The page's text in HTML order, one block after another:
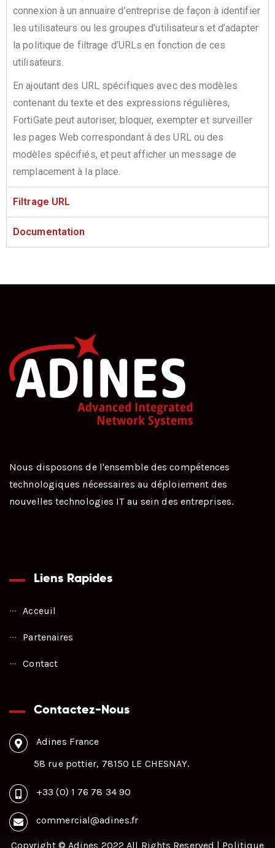
connexion à un annuaire d’entreprise de façon à identifier
les utilisateurs ou les groupes d’utilisateurs et d’adapter
la politique de filtrage d’URLs en fonction de ces
utilisateurs.
En ajoutant des URL spécifiques avec des modèles
contenant du texte et des expressions régulières,
FortiGate peut autoriser, bloquer, exempter et surveiller
les pages Web correspondant à des URL ou des
modèles spécifiés, et peut afficher un message de
remplacement à la place.
Filtrage URL
Documentation
Nous disposons de l'ensemble des compétences
technologiques nécessaires au déploiement des
nouvelles technologies IT au sein des entreprises.
Liens Rapides
Acceuil
Partenaires
Contact
Contactez-Nous
Adines France
58 rue pottier, 78150 LE CHESNAY.
+33 (0) 1 76 78 34 90
commercial@adines.fr
Copyright © Adines 2022 All Rights Reserved | Politique